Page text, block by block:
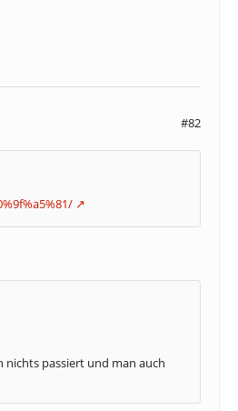
#82
nichts passiert und man auch